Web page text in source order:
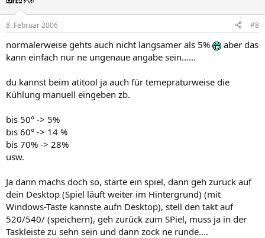
8. Februar 2006 #8
normalerweise gehts auch nicht langsamer als 5%
aber das
kann einfach nur ne ungenaue angabe sein......
du kannst beim atitool ja auch für temepraturweise die
Kühlung manuell eingeben zb.
bis 50° -> 5%
bis 60° -> 14 %
bis 70% -> 28%
usw.
Ja dann machs doch so, starte ein spiel, dann geh zurück auf
dein Desktop (Spiel läuft weiter im Hintergrund) (mit
Windows-Taste kannste aufn Desktop), stell den takt auf
520/540/ (speichern), geh zurück zum SPiel, muss ja in der
Taskleiste zu sehn sein und dann zock ne runde....